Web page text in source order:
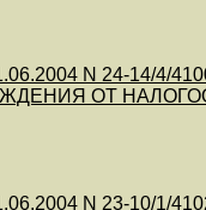
N 24-
ОТ
N 23-